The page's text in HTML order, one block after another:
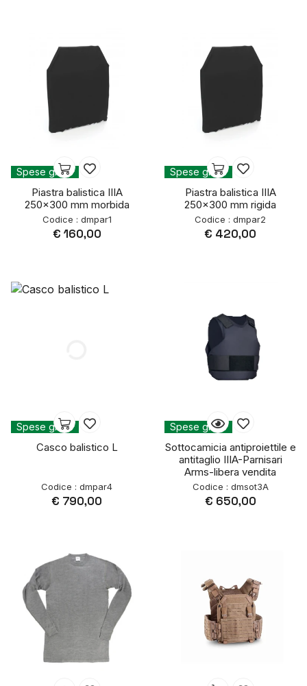
Spese gratis
Piastra balistica IIIA
250x300 mm morbida
Codice : dmpar1
€ 160,00
Spese gratis
Piastra balistica IIIA
250x300 mm rigida
Codice : dmpar2
€ 420,00
Spese gratis
Casco balistico L
Codice : dmpar4
€ 790,00
Spese gratis
Sottocamicia antiproiettile e
antitaglio IIIA-Parnisari
Arms-libera vendita
Codice : dmsot3A
€ 650,00